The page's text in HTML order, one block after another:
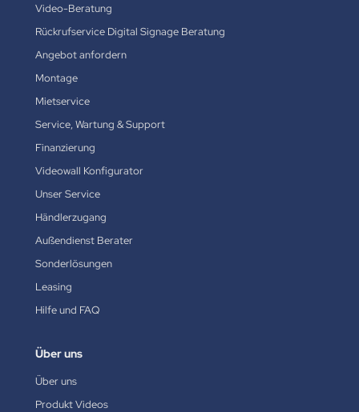
Video-Beratung
Rückrufservice Digital Signage Beratung
Angebot anfordern
Montage
Mietservice
Service, Wartung & Support
Finanzierung
Videowall Konfigurator
Unser Service
Händlerzugang
Außendienst Berater
Sonderlösungen
Leasing
Hilfe und FAQ
Über uns
Über uns
Produkt Videos